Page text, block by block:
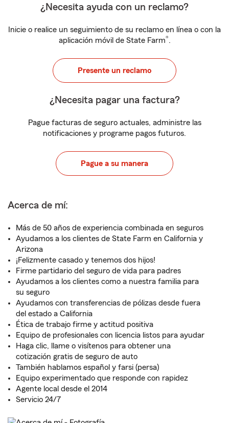
¿Necesita ayuda con un reclamo?
Inicie o realice un seguimiento de su reclamo en línea o con la
aplicación móvil de State Farm®.
Presente un reclamo
¿Necesita pagar una factura?
Pague facturas de seguro actuales, administre las
notificaciones y programe pagos futuros.
Pague a su manera
Acerca de mí:
Más de 50 años de experiencia combinada en seguros
Ayudamos a los clientes de State Farm en California y
Arizona
¡Felizmente casado y tenemos dos hijos!
Firme partidario del seguro de vida para padres
Ayudamos a los clientes como a nuestra familia para
su seguro
Ayudamos con transferencias de pólizas desde fuera
del estado a California
Ética de trabajo firme y actitud positiva
Equipo de profesionales con licencia listos para ayudar
Haga clic, llame o visítenos para obtener una
cotización gratis de seguro de auto
También hablamos español y farsi (persa)
Equipo experimentado que responde con rapidez
Agente local desde el 2014
Servicio 24/7